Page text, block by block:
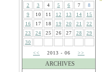
2
3 4 5 6 7
8
9
10 11 12 13 14
15
16
17 18 19 20 21
22
23
24 25 26 27 28
29
30
<<
2013 - 06 >>
ARCHIVES